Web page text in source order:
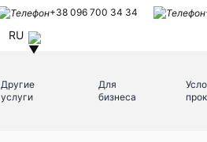
+38 096 700 34 34
RU
Другие
услуги
Для
бизнеса